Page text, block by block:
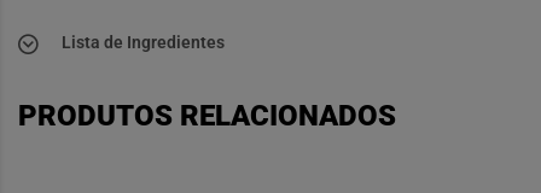
Lista de Ingredientes
PRODUTOS RELACIONADOS